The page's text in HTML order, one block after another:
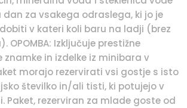
dan za vsakega odraslega, ki jo je
v kateri koli baru na ladji (brez
OPOMBA: Izključuje prestižne
znamke in izdelke iz minibara v
morajo rezervirati vsi gostje s isto
številko in/ali tisti, ki potujejo v
Paket, rezerviran za mlade goste od